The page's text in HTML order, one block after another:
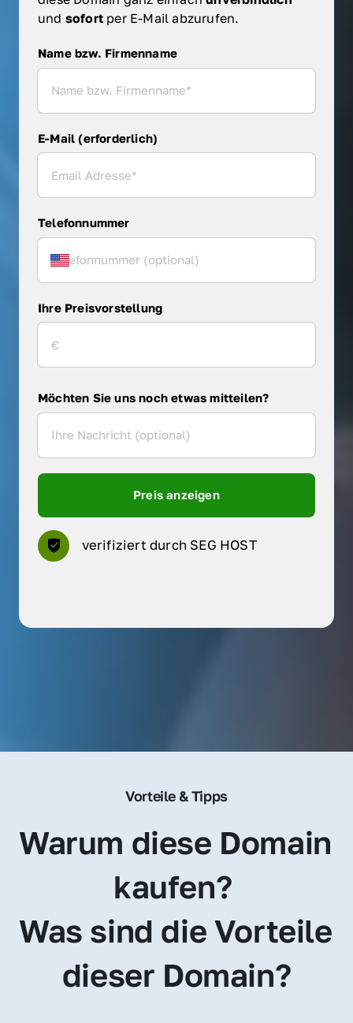
und sofort per E-Mail abzurufen.
Name bzw. Firmenname
Name bzw. Firmenname
E-Mail (erforderlich)
Telefonnummer
Ihre Preisvorstellung
Möchten Sie uns noch etwas mitteilen?
Preis anzeigen
verifiziert durch SEG HOST
Vorteile & Tipps
Warum diese Domain
kaufen?
Was sind die Vorteile
dieser Domain?